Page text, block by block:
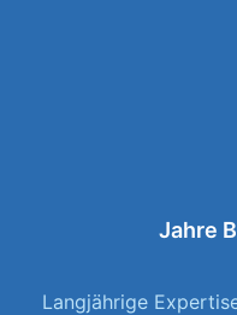
Jahre
Langjährige